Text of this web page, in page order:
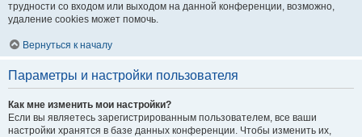
трудности со входом или выходом на данной конференции, возможно,
удаление cookies может помочь.
Вернуться к началу
Параметры и настройки пользователя
Как мне изменить мои настройки?
Если вы являетесь зарегистрированным пользователем, все ваши
настройки хранятся в базе данных конференции. Чтобы изменить их,